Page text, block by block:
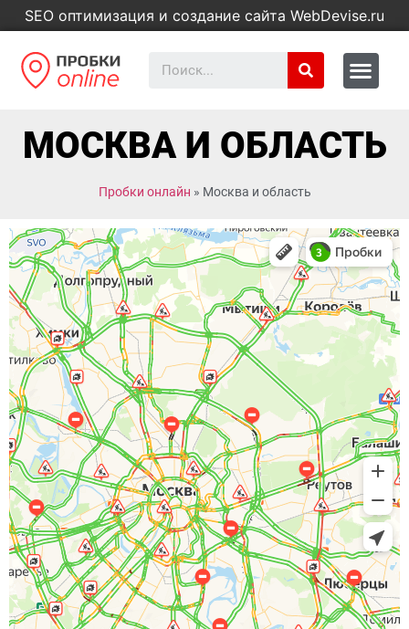
SEO оптимизация и создание сайта WebDevise.ru
МОСКВА И ОБЛАСТЬ
Пробки онлайн » Москва и область